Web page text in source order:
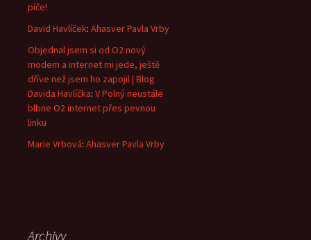
píče!
David Havlíček: Ahasver Pavla Vrby
Objednal jsem si od O2 nový
modem a internet mi jede, ještě
dříve než jsem ho zapojil | Blog
Davida Havlíčka: V Polný neustále
blbne O2 internet přes pevnou
linku
Marie Vrbová: Ahasver Pavla Vrby
Archivy